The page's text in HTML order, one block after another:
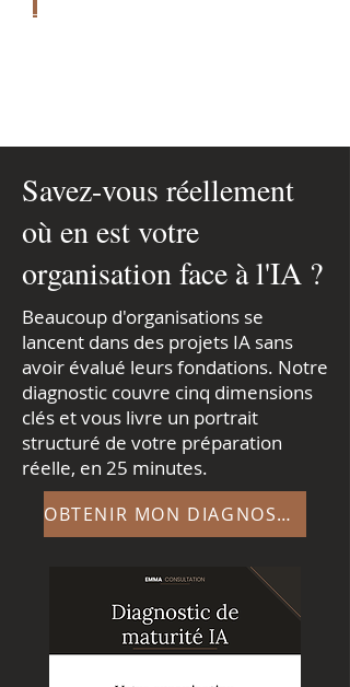
Savez-vous réellement
où en est votre
organisation face à l'IA ?
Beaucoup d'organisations se
lancent dans des projets IA sans
avoir évalué leurs fondations. Notre
diagnostic couvre cinq dimensions
clés et vous livre un portrait
structuré de votre préparation
réelle, en 25 minutes.
OBTENIR MON DIAGNOSTIC